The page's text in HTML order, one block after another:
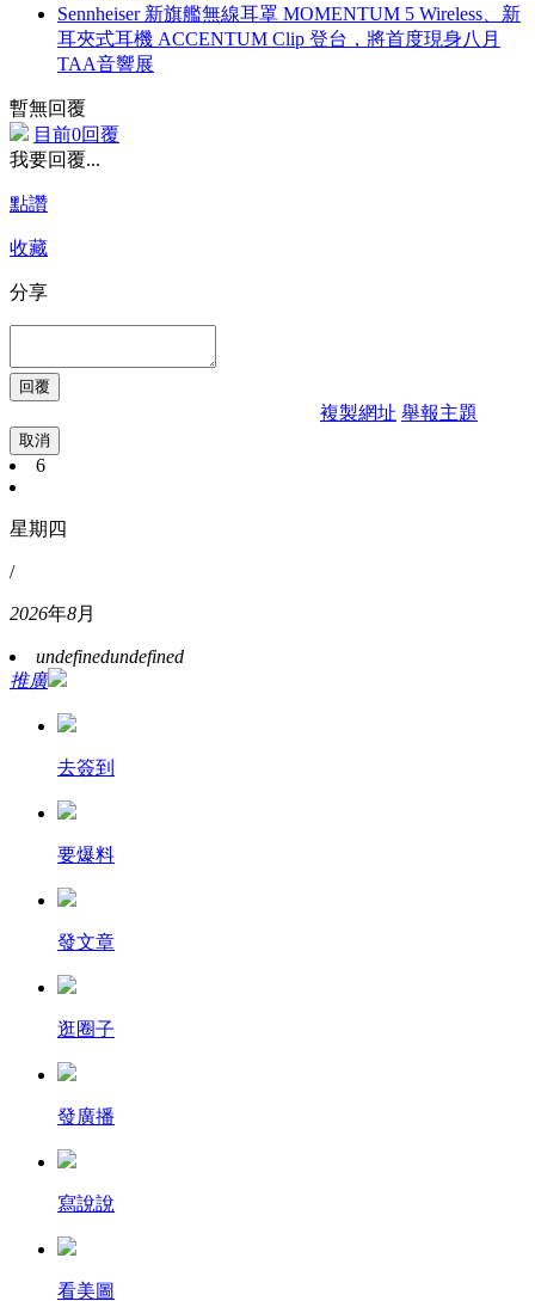
Sennheiser 新旗艦無線耳罩 MOMENTUM 5 Wireless、新
耳夾式耳機 ACCENTUM Clip 登台，將首度現身八月
TAA音響展
暫無回覆
目前0回覆
我要回覆...
點讚
收藏
分享
複製網址 舉報主題
取消
6
星期四
/
2026年8月
undefinedundefined
推廣
去簽到
要爆料
發文章
逛圈子
發廣播
寫說說
看美圖